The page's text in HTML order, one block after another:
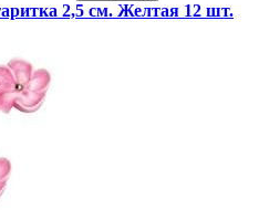
2,5 см. Желтая 12 шт.